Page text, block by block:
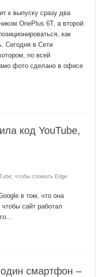
к выпуску сразу два
OnePlus 6T, а второй
как
Сегодня в Сети
по всей
фото сделано в офисе
код YouTube,
чтобы сломать Edge
в том, что она
сайт работал
смартфон –